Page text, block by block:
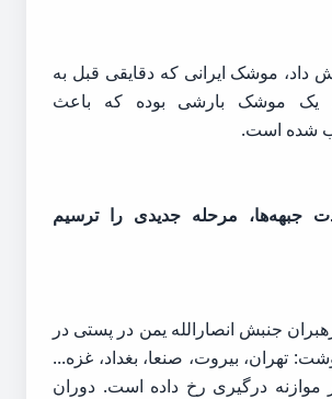
داد، موشک ایرانی که دقایقی قبل به
یک موشک بارشی بوده که باعث
شده است.
جبهه‌ها، مرحله جدیدی را ترسیم
جنبش انصارالله یمن در پستی در
تهران، بیروت، صنعا، بغداد، غزه...
موازنه درگیری رخ داده است. دوران